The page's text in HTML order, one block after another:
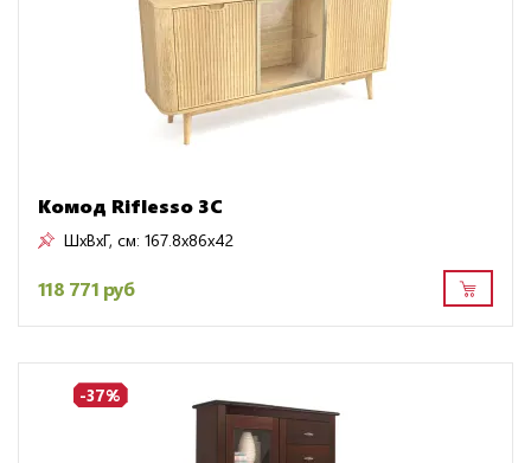
Комод Riflesso 3C
ШxВxГ, см: 167.8x86x42
118 771 руб
-37%